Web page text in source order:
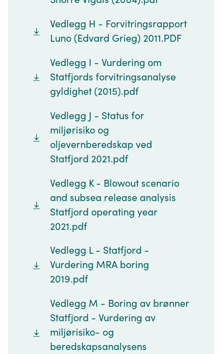
Vedlegg H - Forvitringsrapport
Luno (Edvard Grieg) 2011.PDF
Vedlegg I - Vurdering om
Statfjords forvitringsanalyse
gyldighet (2015).pdf
Vedlegg J - Status for
miljørisiko og
oljevernberedskap ved
Statfjord 2021.pdf
Vedlegg K - Blowout scenario
and subsea release analysis
Statfjord operating year
2021.pdf
Vedlegg L - Statfjord -
Vurdering MRA boring
2019.pdf
Vedlegg M - Boring av brønner
Statfjord - Vurdering av
miljørisiko- og
beredskapsanalysens